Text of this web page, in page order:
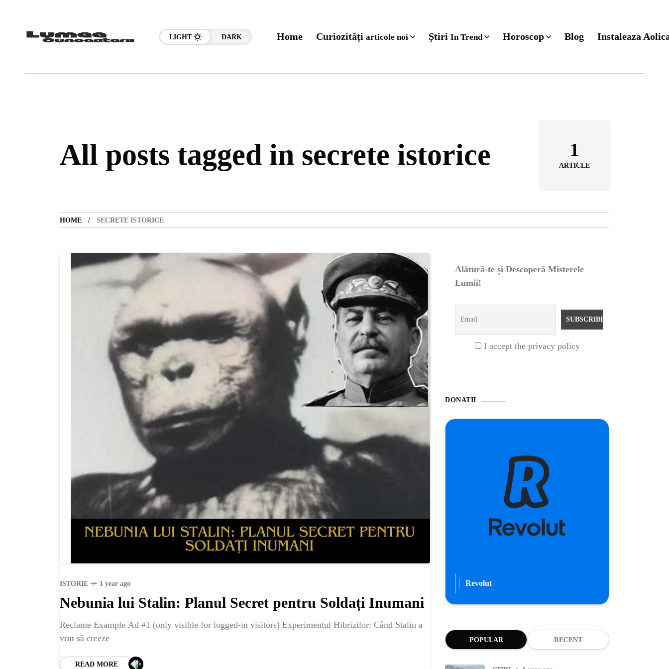
LIGHT DARK Home Curiozități articole noi Știri In Trend Horoscop Blog Instaleaza
All posts tagged in secrete istorice 1
ARTICLE
HOME SECRETE ISTORICE
ISTORIE 1 year ago
Nebunia lui Stalin: Planul Secret pentru Soldați Inumani
Reclame Example Ad #1 (only visible for logged-in visitors) Experimentul Hibrizilor: Când Stalin a
vrut să creeze
READ MORE
Alătură-te și Descoperă Misterele
Lumii!
I accept the privacy policy
DONATII
Revolut
POPULAR RECENT